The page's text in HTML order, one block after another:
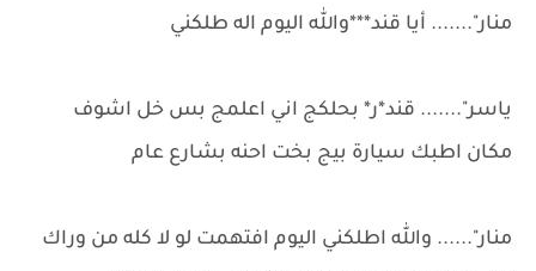
منار"....... أيا قند***والله اليوم اله طلكني
ياسر"....... قند*ر* بحلكج اني اعلمج بس خل اشوف
مكان اطبك سيارة بيج بخت احنه بشارع عام
منار"...... والله اطلكني اليوم افتهمت لو لا كله من وراك